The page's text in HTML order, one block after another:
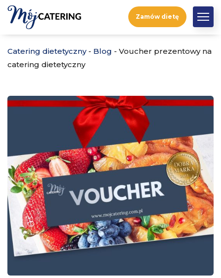
Zamów dietę
Catering dietetyczny- Blog - Voucher prezentowy na
catering dietetyczny